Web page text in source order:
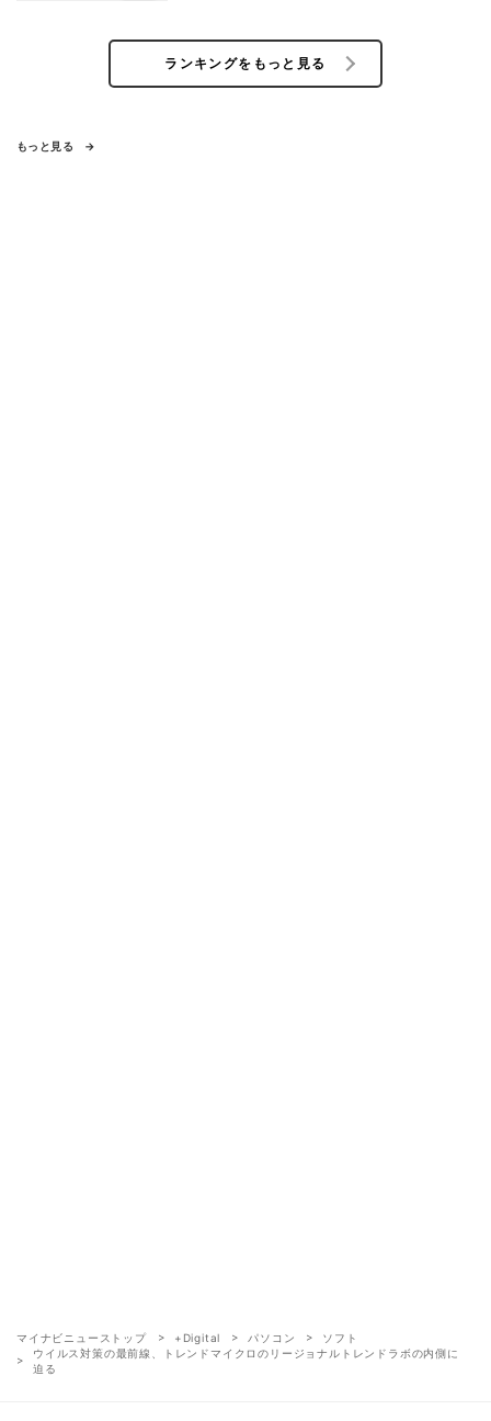
ランキングをもっと見る
もっと見る
マイナビニューストップ +Digital パソコン
ソフト
ウイルス対策の最前線、トレンドマイクロのリージョナルトレンドラボの内側に
迫る